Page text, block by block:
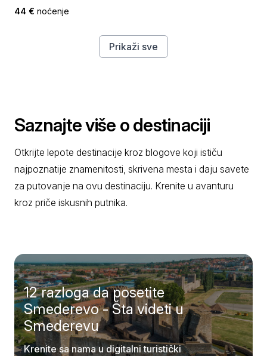
44 € noćenje
Prikaži sve
Saznajte više o destinaciji
Otkrijte lepote destinacije kroz blogove koji ističu
najpoznatije znamenitosti, skrivena mesta i daju savete
za putovanje na ovu destinaciju. Krenite u avanturu
kroz priče iskusnih putnika.
12 razloga da posetite
Smederevo - Šta videti u
Smederevu
Krenite sa nama u digitalni turistički